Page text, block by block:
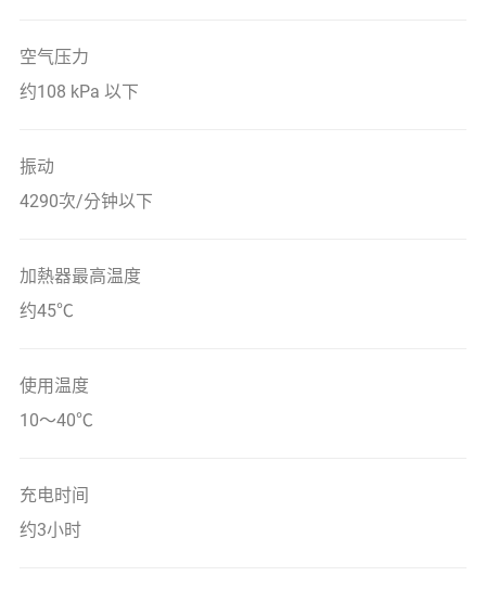
空气压力
约108 kPa 以下
振动
4290次/分钟以下
加熱器最高温度
约45℃
使用温度
10～40℃
充电时间
约3小时